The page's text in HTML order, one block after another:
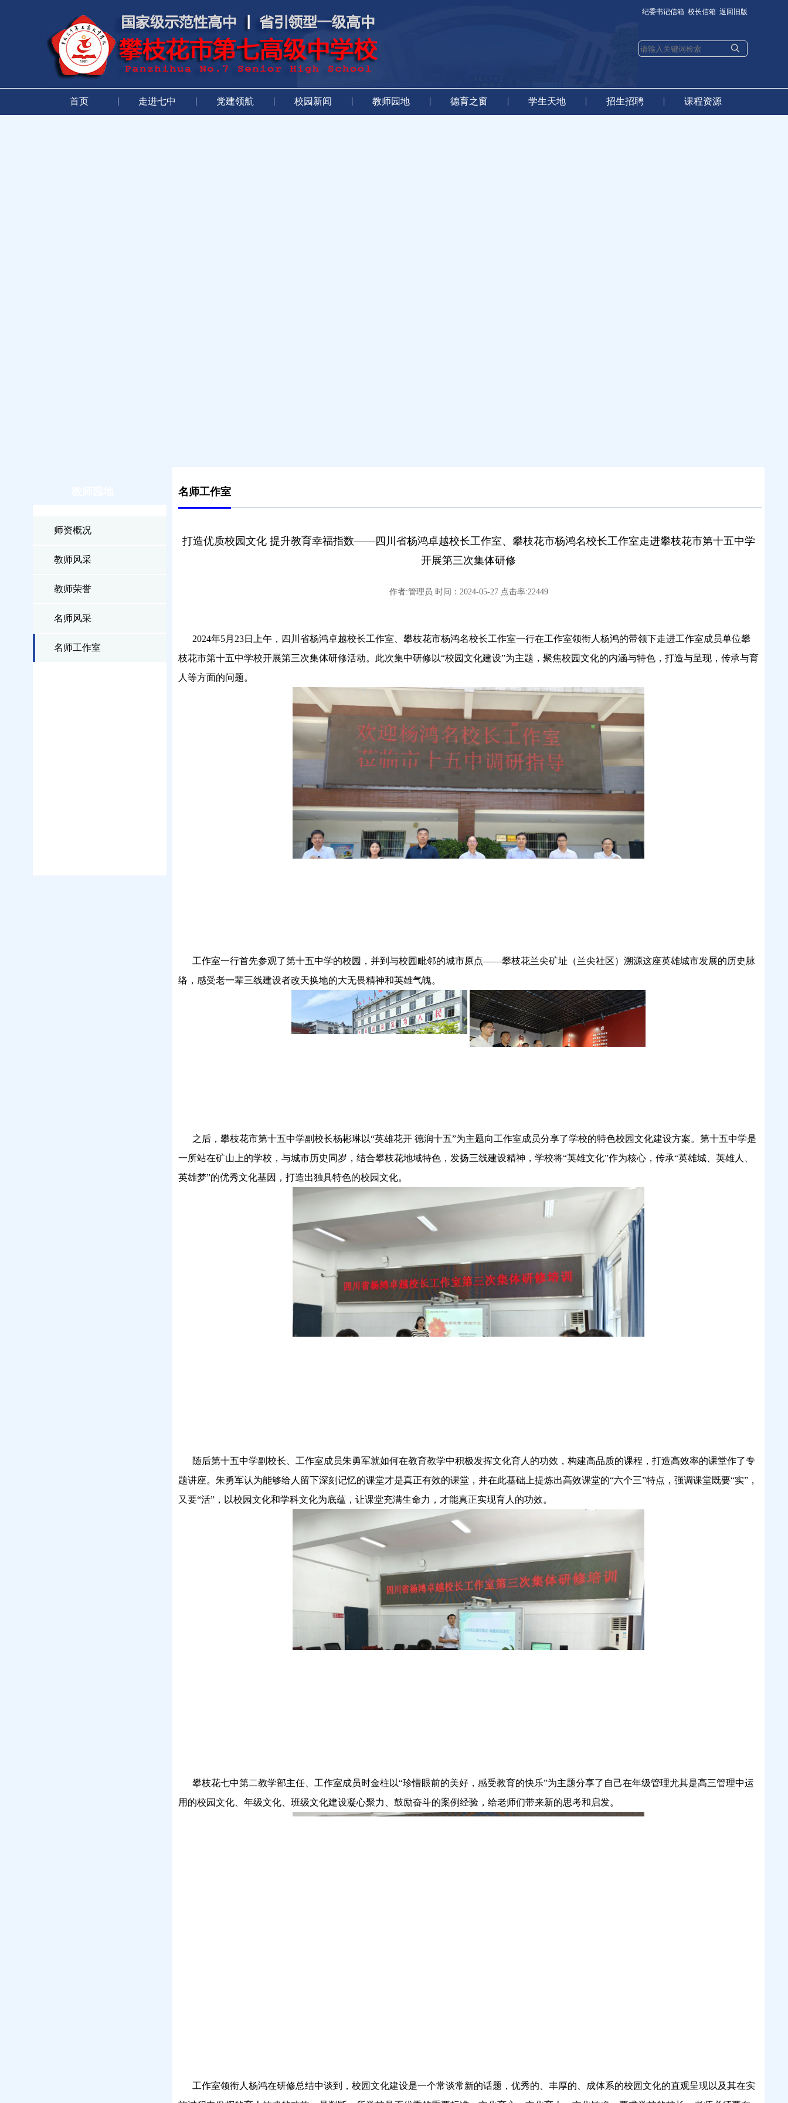
纪委书记信箱 校长信箱 返回旧版
首页 | 走进七中 | 党建领航 | 校园新闻 | 教师园地 | 德育之窗 | 学生天地 | 招生招聘 | 课程资源
师资概况
教师风采
教师荣誉
名师风采
名师工作室
名师工作室
打造优质校园文化 提升教育幸福指数——四川省杨鸿卓越校长工作室、攀枝花市杨鸿名校长工作室走进攀枝花市第十五中学
开展第三次集体研修
作者:管理员 时间：2024-05-27 点击率:22449
2024年5月23日上午，四川省杨鸿卓越校长工作室、攀枝花市杨鸿名校长工作室一行在工作室领衔人杨鸿的带领下走进工作室成员单位攀
枝花市第十五中学校开展第三次集体研修活动。此次集中研修以“校园文化建设”为主题，聚焦校园文化的内涵与特色，打造与呈现，传承与育
人等方面的问题。
工作室一行首先参观了第十五中学的校园，并到与校园毗邻的城市原点——攀枝花兰尖矿址（兰尖社区）溯源这座英雄城市发展的历史脉
络，感受老一辈三线建设者改天换地的大无畏精神和英雄气魄。
之后，攀枝花市第十五中学副校长杨彬琳以“英雄花开 德润十五”为主题向工作室成员分享了学校的特色校园文化建设方案。第十五中学是
一所站在矿山上的学校，与城市历史同岁，结合攀枝花地域特色，发扬三线建设精神，学校将“英雄文化”作为核心，传承“英雄城、英雄人、
英雄梦”的优秀文化基因，打造出独具特色的校园文化。
随后第十五中学副校长、工作室成员朱勇军就如何在教育教学中积极发挥文化育人的功效，构建高品质的课程，打造高效率的课堂作了专
题讲座。朱勇军认为能够给人留下深刻记忆的课堂才是真正有效的课堂，并在此基础上提炼出高效课堂的“六个三”特点，强调课堂既要“实”，
又要“活”，以校园文化和学科文化为底蕴，让课堂充满生命力，才能真正实现育人的功效。
攀枝花七中第二教学部主任、工作室成员时金柱以“珍惜眼前的美好，感受教育的快乐”为主题分享了自己在年级管理尤其是高三管理中运
用的校园文化、年级文化、班级文化建设凝心聚力、鼓励奋斗的案例经验，给老师们带来新的思考和启发。
工作室领衔人杨鸿在研修总结中谈到，校园文化建设是一个常谈常新的话题，优秀的、丰厚的、成体系的校园文化的直观呈现以及其在实